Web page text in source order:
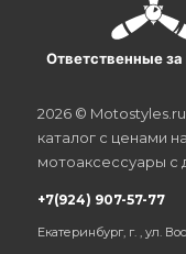
Ответственные
2026 ©
каталог с ценами
мотоаксессуары с
+7(924) 907-57-77
Екатеринбург, г. , ул.